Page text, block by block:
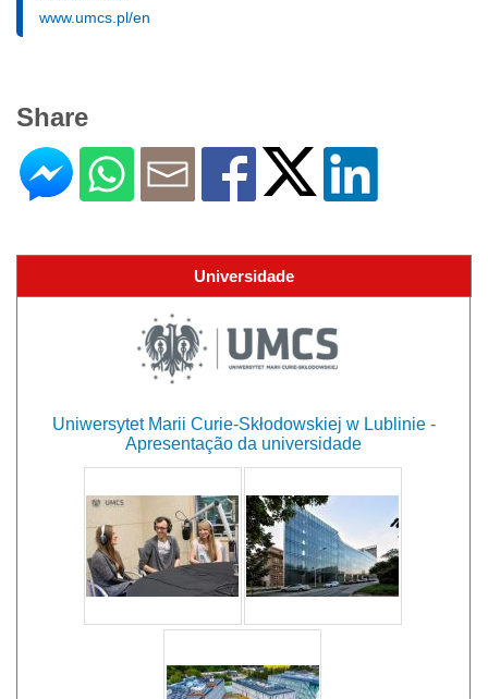
www.umcs.pl/en
Share
Universidade
Uniwersytet Marii Curie-Skłodowskiej w Lublinie -
Apresentação da universidade